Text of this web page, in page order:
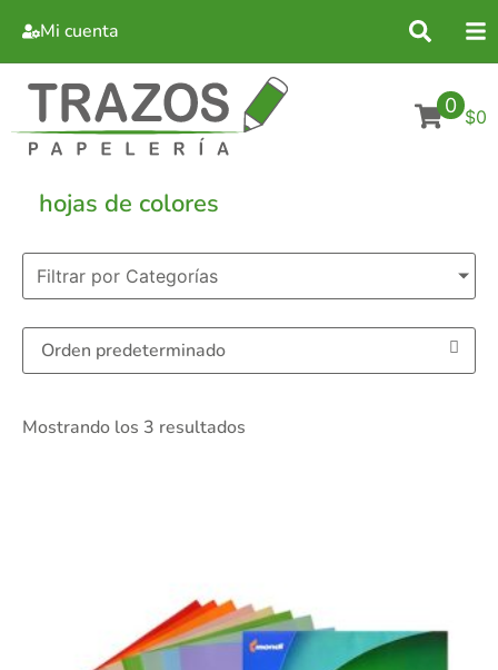
Mi cuenta
0 $0
hojas de colores
Filtrar por Categorías
Mostrando los 3 resultados